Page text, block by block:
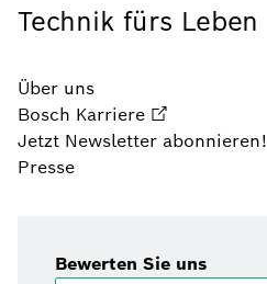
Technik fürs Leben
Über uns
Bosch Karriere
Jetzt Newsletter abonnieren!
Presse
Bewerten Sie uns